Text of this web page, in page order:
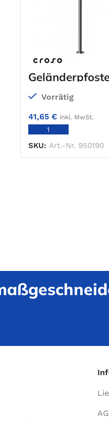
Vorrätig
41,65 € inkl. MwSt.
SKU: Art.-Nr. 950190